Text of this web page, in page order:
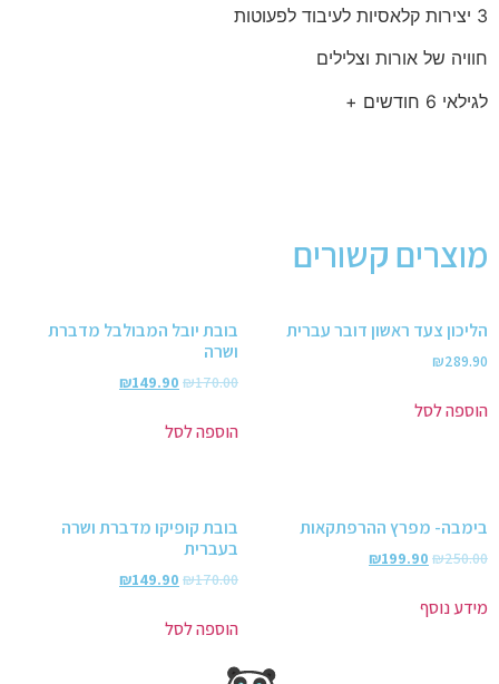
3 יצירות קלאסיות לעיבוד לפעוטות
חוויה של אורות וצלילים
לגילאי 6 חודשים +
מוצרים קשורים
הליכון צעד ראשון דובר עברית
₪289.90
הוספה לסל
בובת יובל המבולבל מדברת
ושרה
₪170.00
₪149.90
הוספה לסל
בימבה- מפרץ ההרפתקאות
₪250.00
₪199.90
מידע נוסף
בובת קופיקו מדברת ושרה
בעברית
₪170.00
₪149.90
הוספה לסל